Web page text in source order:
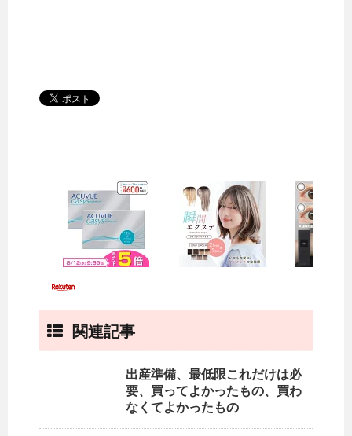
関連記事
出産準備、最低限これだけは必
要、買ってよかったもの、買わ
なくてよかったもの